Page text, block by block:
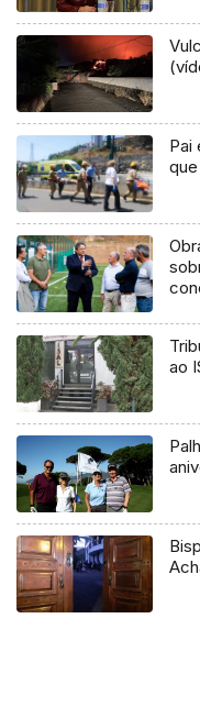
Pai
ao